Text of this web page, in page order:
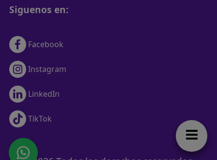
Siguenos en:
Facebook
Instagram
LinkedIn
TikTok